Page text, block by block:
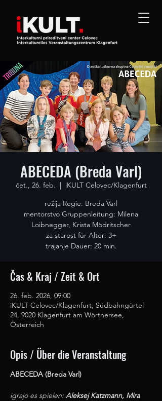
ABECEDA (Breda Varl)
čet., 26. feb.
  |
iKULT Celovec/Klagenfurt
režija Regie: Breda Varl
mentorstvo Gruppenleitung: Milena
Loibnegger, Krista Mödritscher
za starost für Alter: 3+
trajanje Dauer: 20 min.
Čas & Kraj / Zeit & Ort
26. feb. 2026, 09:00
iKULT Celovec/Klagenfurt, Südbahngürtel
24, 9020 Klagenfurt am Wörthersee,
Österreich
Opis / Über die Veranstaltung
ABECEDA (Breda Varl)
igrajo es spielen: Aleksej Katzmann, Mira